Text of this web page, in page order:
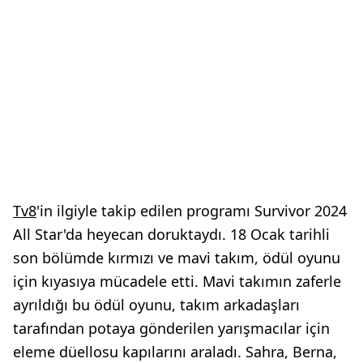
Tv8'in ilgiyle takip edilen programı Survivor 2024
All Star'da heyecan doruktaydı. 18 Ocak tarihli
son bölümde kırmızı ve mavi takım, ödül oyunu
için kıyasıya mücadele etti. Mavi takımın zaferle
ayrıldığı bu ödül oyunu, takım arkadaşları
tarafından potaya gönderilen yarışmacılar için
eleme düellosu kapılarını araladı. Sahra, Berna,